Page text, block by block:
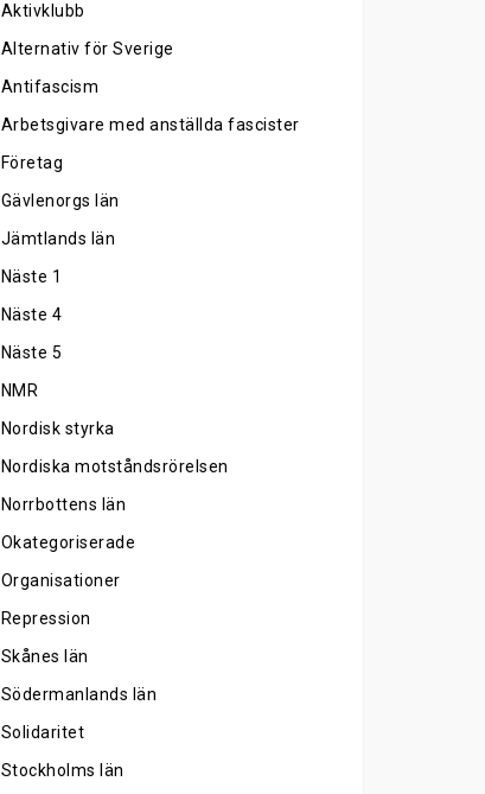
Aktivklubb
Alternativ för Sverige
Antifascism
Arbetsgivare med anställda fascister
Företag
Gävlenorgs län
Jämtlands län
Näste 1
Näste 4
Näste 5
NMR
Nordisk styrka
Nordiska motståndsrörelsen
Norrbottens län
Okategoriserade
Organisationer
Repression
Skånes län
Södermanlands län
Solidaritet
Stockholms län